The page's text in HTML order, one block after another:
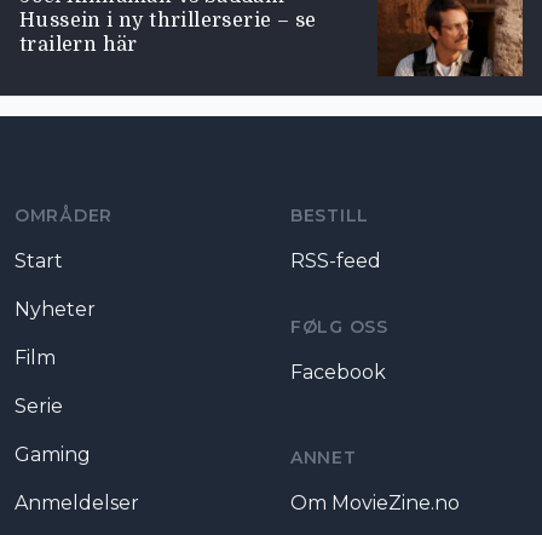
Hussein i ny thrillerserie – se
trailern här
OMRÅDER
Start
Nyheter
Film
Serie
Gaming
Anmeldelser
BESTILL
RSS-feed
FØLG OSS
Facebook
ANNET
Om MovieZine.no